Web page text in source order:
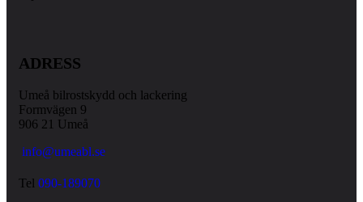
ADRESS
Umeå bilrostskydd och lackering
Formvägen 9
906 21 Umeå
info@umeabl.se
Tel 090-189070